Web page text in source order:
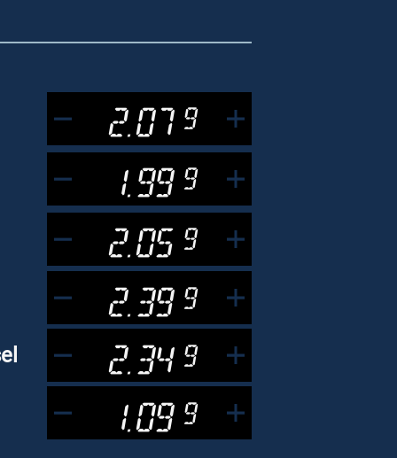
2.07 9
1.99 9
2.05 9
2.39 9
2.34 9
1.09 9